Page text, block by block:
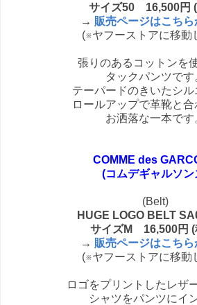
サイズ50 16,500円
→ 販売ページはこちら
(※ヤフーストアに移動
張りのあるコットンを
タックパンツです
テーパードのきいたシ
ロールアップで革靴と合
お洒落な一本です
COMME des
(コムデギャルソン
(Belt)
HUGE LOGO BELT
サイズM 16,500円 (
→ 販売ページはこちら
(※ヤフーストアに移動
ロゴをプリントしたレザ
シャツをパンツにイ